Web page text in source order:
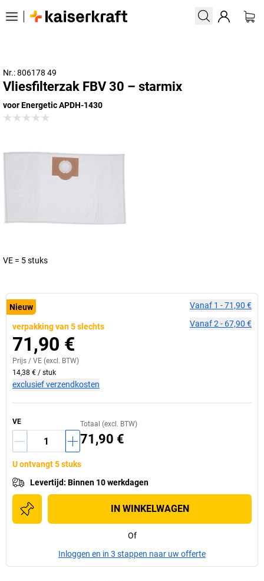
Nr.: 806178 49
Vliesfilterzak FBV 30 – starmix
voor Energetic APDH-1430
VE = 5 stuks
Nieuw
verpakking van 5 slechts
71,90 €
Prijs / VE (excl. BTW)
14,38 € / stuk
exclusief verzendkosten
Vanaf 1 -71,90 €
Vanaf2 - 67,90 €
VE Totaal (excl. BTW)
71,90 €
U ontvangt 5 stuks
Levertijd: Binnen 10 werkdagen
IN WINKELWAGEN
Of
Inloggen en in 3 stappen naar uw offerte